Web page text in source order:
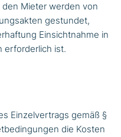
Mieter werden von
gestundet,
Einsichtnahme in
erforderlich ist.
Einzelvertrags gemäß §
die Kosten